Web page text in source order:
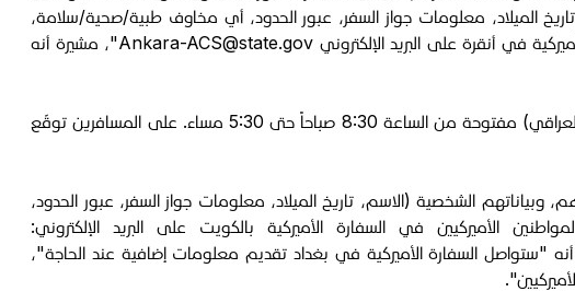
الميلاد، معلومات جواز السفر، عبور الحدود، أي مخاوف طبية/صحية/سلامة،
في أنقرة على البريد الإلكتروني Ankara-ACS@state.gov"، مشيرة أنه
وأكدت "تعمل بوابة حدود الخابور (إبراهيم خليل على الجانب العراقي) بشكل طبيعي. بوابة حدود أوزوملو (سار زري على الجانب العراقي) مفتوحة من الساعة 8:30 صباحاً حتى 5:30 مساء. على المسافرين توقّع
الشخصية (الاسم، تاريخ الميلاد، معلومات جواز السفر، عبور الحدود،
في السفارة الأميركية بالكويت على البريد الإلكتروني:
السفارة الأميركية في بغداد تقديم معلومات إضافية عند الحاجة"،